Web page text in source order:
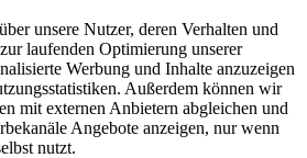
unsere Nutzer, deren Verhalten und
laufenden Optimierung unserer
Werbung und Inhalte anzuzeigen
Außerdem können wir
mit externen Anbietern abgleichen und
Angebote anzeigen, nur wenn
nutzt.